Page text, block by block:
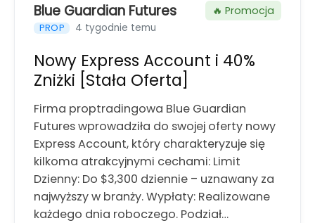
Blue Guardian Futures
PROP 4 tygodnie temu
🔥 Promocja
Nowy Express Account i 40%
Zniżki [Stała Oferta]
Firma proptradingowa Blue Guardian
Futures wprowadziła do swojej oferty nowy
Express Account, który charakteryzuje się
kilkoma atrakcyjnymi cechami: Limit
Dzienny: Do $3,300 dziennie – uznawany za
najwyższy w branży. Wypłaty: Realizowane
każdego dnia roboczego. Podział…